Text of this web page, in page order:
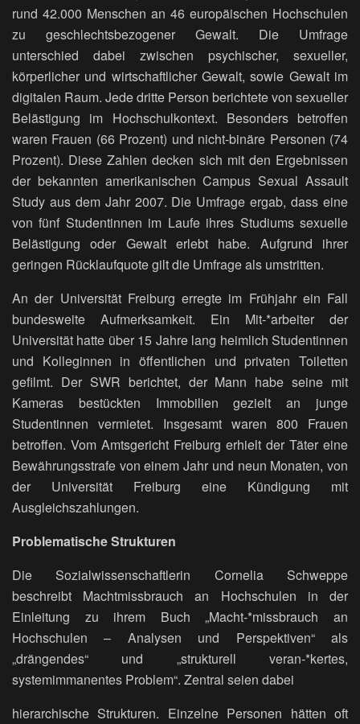
rund 42.000 Menschen an 46 europäischen Hochschulen
zu geschlechtsbezogener Gewalt. Die Umfrage
unterschied dabei zwischen psychischer, sexueller,
körperlicher und wirtschaftlicher Gewalt, sowie Gewalt im
digitalen Raum. Jede dritte Person berichtete von sexueller
Belästigung im Hochschulkontext. Besonders betroffen
waren Frauen (66 Prozent) und nicht-binäre Personen (74
Prozent). Diese Zahlen decken sich mit den Ergebnissen
der bekannten amerikanischen Campus Sexual Assault
Study aus dem Jahr 2007. Die Umfrage ergab, dass eine
von fünf Studentinnen im Laufe ihres Studiums sexuelle
Belästigung oder Gewalt erlebt habe. Aufgrund ihrer
geringen Rücklaufquote gilt die Umfrage als umstritten.
An der Universität Freiburg erregte im Frühjahr ein Fall
bundesweite Aufmerksamkeit. Ein Mit-*arbeiter der
Universität hatte über 15 Jahre lang heimlich Studentinnen
und Kolleginnen in öffentlichen und privaten Toiletten
gefilmt. Der SWR berichtet, der Mann habe seine mit
Kameras bestückten Immobilien gezielt an junge
Studentinnen vermietet. Insgesamt waren 800 Frauen
betroffen. Vom Amtsgericht Freiburg erhielt der Täter eine
Bewährungsstrafe von einem Jahr und neun Monaten, von
der Universität Freiburg eine Kündigung mit
Ausgleichszahlungen.
Problematische Strukturen
Die Sozialwissenschaftlerin Cornelia Schweppe
beschreibt Machtmissbrauch an Hochschulen in der
Einleitung zu ihrem Buch „Macht-*missbrauch an
Hochschulen – Analysen und Perspektiven“ als
„drängendes“ und „strukturell veran-*kertes,
systemimmanentes Problem“. Zentral seien dabei
hierarchische Strukturen. Einzelne Personen hätten oft